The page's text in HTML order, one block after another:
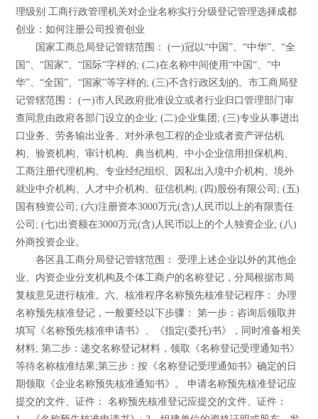
理级别 工商行政管理机关对企业名称实行分级登记管理选择成都
创业：如何注册公司投资创业
国家工商总局登记管辖范围： (一)冠以“中国”、“中华”、“全
国”、“国家”、“国际”字样的; (二)在名称中间使用“中国“、“中
华”、“全国”、“国家”等字样的; (三)不含行政区划的。市工商局登
记管辖范围： (一)市人民政府批准设立或者行业归口管理部门审
查同意由政府各部门设立的企业; (二)企业集团; (三)专业从事进出
口业务、劳务输出业务、对外承包工程的企业或者资产评估机
构、验资机构、审计机构、典当机构、中小企业信用担保机构、
工商注册代理机构、专业经纪组织、因私出入境中介机构、境外
就业中介机构、人才中介机构、征信机构; (四)股份有限公司; (五)
国有独资公司; (六)注册资本3000万元(含)人民币以上的有限责任
公司; (七)出资额在3000万元(含)人民币以上的个人独资企业; (八)
外商投资企业。
各区县工商分局登记管辖范围： 受理上述企业以外的其他企
业、内资企业分支机构及个体工商户的名称登记，分局根据市局
复核意见进行核准。六、核准程序名称预先核准登记程序： 办理
名称预先核准登记，一般要经以下步骤： 第一步：咨询后领取并
填写《名称预先核准申请书》、《指定(委托)书》，同时准备相关
材料; 第二步：递交名称登记材料，领取《名称登记受理通知书》
等待名称核准结果;第三步：按《名称登记受理通知书》确定的日
期领取《企业名称预先核准通知书》。 申请名称预先核准登记应
提交的文件、证件： 名称预先核准登记应提交的文件、证件：